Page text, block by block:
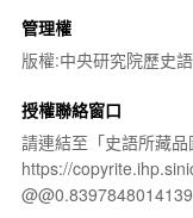
管理權
版權:中央研究院歷史
授權聯絡窗口
請連結至「史語所藏
https://